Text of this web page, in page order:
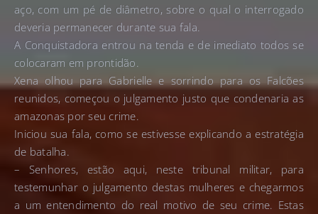
aço, com um pé de diâmetro, sobre o qual o interrogado
deveria permanecer durante sua fala.
A Conquistadora entrou na tenda e de imediato todos se
colocaram em prontidão.
Xena olhou para Gabrielle e sorrindo para os Falcões
reunidos, começou o julgamento justo que condenaria as
amazonas por seu crime.
Iniciou sua fala, como se estivesse explicando a estratégia
de batalha.
– Senhores, estão aqui, neste tribunal militar, para
testemunhar o julgamento destas mulheres e chegarmos
a um entendimento do real motivo de seu crime. Estas